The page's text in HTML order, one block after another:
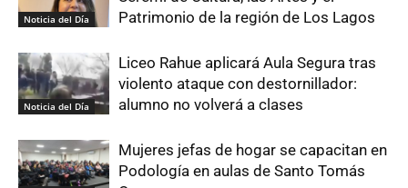
Noticia del Día
Patrimonio de la región de Los Lagos
Noticia del Día
Liceo Rahue aplicará Aula Segura tras
violento ataque con destornillador:
alumno no volverá a clases
Mujeres jefas de hogar se capacitan en
Podología en aulas de Santo Tomás